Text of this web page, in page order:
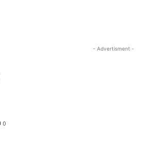
0
- Advertisment -